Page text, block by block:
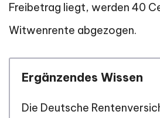
Freibetrag liegt, werden 40
Witwenrente abgezogen.
Ergänzendes Wissen
Die Deutsche